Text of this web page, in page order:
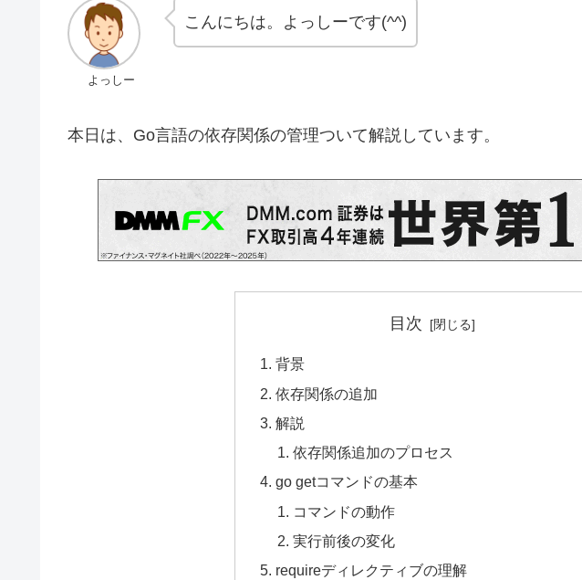
よっしー
こんにちは。よっしーです(^^)
本日は、Go言語の依存関係の管理ついて解説しています。
目次
背景
依存関係の追加
解説
依存関係追加のプロセス
go getコマンドの基本
コマンドの動作
実行前後の変化
requireディレクティブの理解